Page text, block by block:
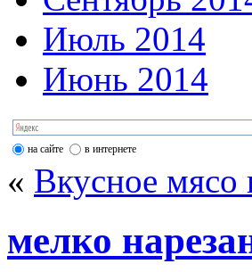
Июль 2014
Июнь 2014
на сайте в интернете
« Вкусное мясо
мелко